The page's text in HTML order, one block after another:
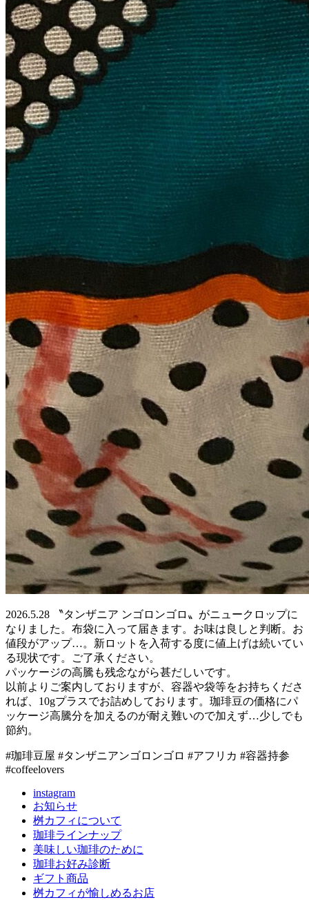
2026.5.28 〝タンザニア ンゴロンゴロ〟がニュークロップに
なりました。布袋に入って届きます。お味は良しと判断。お
値段がアップ…。新ロットを入荷する度に値上げは続いてい
る現状です。ご了承ください。
パッケージの高騰も残念ながら甚だしいです。
以前よりご案内しておりますが、容器や袋等をお持ちくださ
れば、10gプラスでお詰めしております。珈琲豆の価格にパ
ッケージ高騰分を加えるのが耐え難いので加えず…少しでも
節約。
#珈琲豆屋 #タンザニアンゴロンゴロ #アフリカ #容器持参
#coffeelovers
instagram
お知らせ
桝カフィについて
珈琲ラインナップ
美味しい珈琲のために
珈琲お好み診断
ギフト商品
桝カフィが愉しめるお店